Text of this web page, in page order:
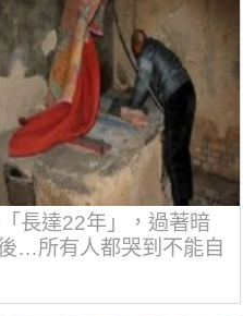
長達22年」，過著暗
…所有人都哭到不能自